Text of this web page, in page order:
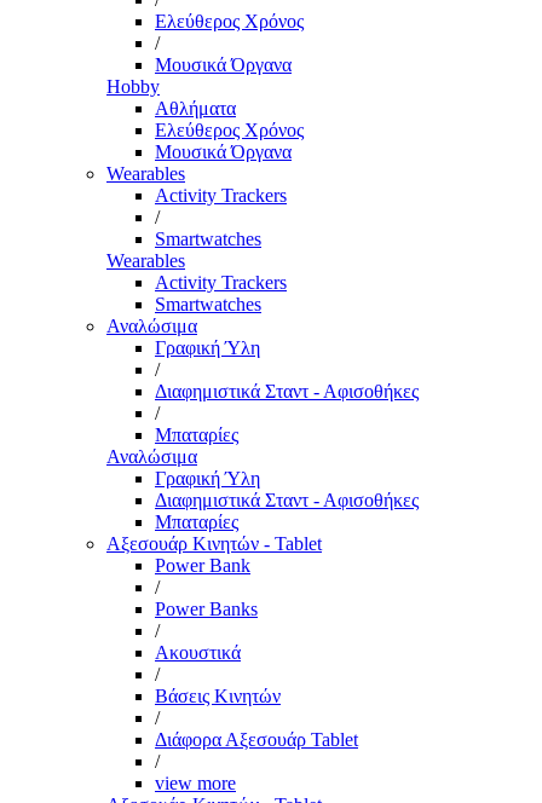
Ελεύθερος Χρόνος
/
Μουσικά Όργανα
Hobby
Αθλήματα
Ελεύθερος Χρόνος
Μουσικά Όργανα
Wearables
Activity Trackers
/
Smartwatches
Wearables
Activity Trackers
Smartwatches
Αναλώσιμα
Γραφική Ύλη
/
Διαφημιστικά Σταντ - Αφισοθήκες
/
Μπαταρίες
Αναλώσιμα
Γραφική Ύλη
Διαφημιστικά Σταντ - Αφισοθήκες
Μπαταρίες
Αξεσουάρ Κινητών - Tablet
Power Bank
/
Power Banks
/
Ακουστικά
/
Βάσεις Κινητών
/
Διάφορα Αξεσουάρ Tablet
/
view more